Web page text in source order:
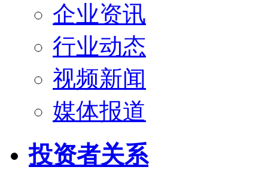
企业资讯
行业动态
视频新闻
媒体报道
投资者关系